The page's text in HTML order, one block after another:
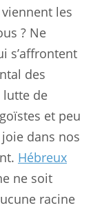
viennent les
? Ne
s’affrontent
des
lutte de
et peu
dans nos
Hébreux
ne soit
racine